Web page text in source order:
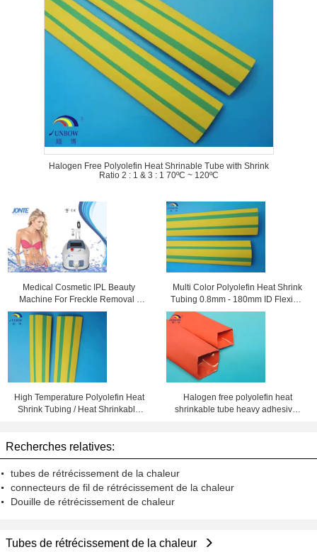
Halogen Free Polyolefin Heat Shrinable Tube with Shrink
Ratio 2 : 1 & 3 : 1 70ºC ~ 120ºC
Medical Cosmetic IPL Beauty
Machine For Freckle Removal /
Shrink Pores
Multi Color Polyolefin Heat Shrink
Tubing 0.8mm - 180mm ID Flexible
and Eco-friendly
High Temperature Polyolefin Heat
Shrink Tubing / Heat Shrinkable
Halogen free polyolefin heat
shrinkable tube heavy adhesive-
Recherches relatives:
tubes de rétrécissement de la chaleur
connecteurs de fil de rétrécissement de la chaleur
Douille de rétrécissement de chaleur
Tubes de rétrécissement de la chaleur